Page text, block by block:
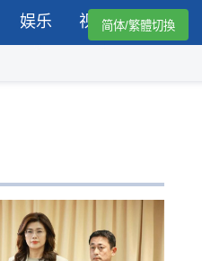
娱乐 视频简体/繁體切換